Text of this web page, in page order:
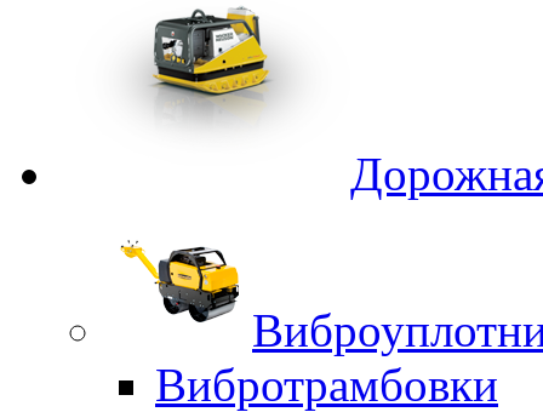
Вибротрамбовки